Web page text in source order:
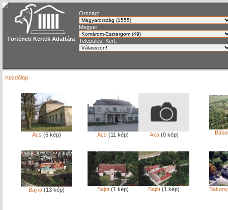
Történeti Kertek Adattára
Ország:
Megye:
Település, Kert:
Kezdőlap
Ács (6 kép) Ács (11 kép) Aka(0 kép)
Bajna(13 kép) Bajót (1 kép) Bajót (1 kép)